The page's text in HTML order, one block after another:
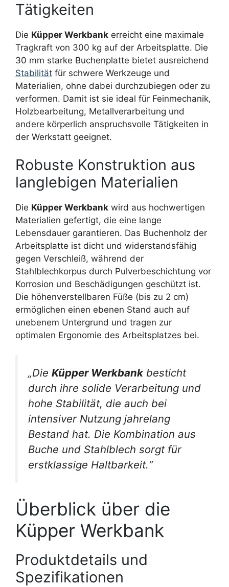
Tätigkeiten
Die Küpper Werkbank erreicht eine maximale
Tragkraft von 300 kg auf der Arbeitsplatte. Die
30 mm starke Buchenplatte bietet ausreichend
Stabilität für schwere Werkzeuge und
Materialien, ohne dabei durchzubiegen oder zu
verformen. Damit ist sie ideal für Feinmechanik,
Holzbearbeitung, Metallverarbeitung und
andere körperlich anspruchsvolle Tätigkeiten in
der Werkstatt geeignet.
Robuste Konstruktion aus
langlebigen Materialien
Die Küpper Werkbank wird aus hochwertigen
Materialien gefertigt, die eine lange
Lebensdauer garantieren. Das Buchenholz der
Arbeitsplatte ist dicht und widerstandsfähig
gegen Verschleiß, während der
Stahlblechkorpus durch Pulverbeschichtung vor
Korrosion und Beschädigungen geschützt ist.
Die höhenverstellbaren Füße (bis zu 2 cm)
ermöglichen einen ebenen Stand auch auf
unebenem Untergrund und tragen zur
optimalen Ergonomie des Arbeitsplatzes bei.
„Die Küpper Werkbank besticht
durch ihre solide Verarbeitung und
hohe Stabilität, die auch bei
intensiver Nutzung jahrelang
Bestand hat. Die Kombination aus
Buche und Stahlblech sorgt für
erstklassige Haltbarkeit.“
Überblick über die
Küpper Werkbank
Produktdetails und
Spezifikationen